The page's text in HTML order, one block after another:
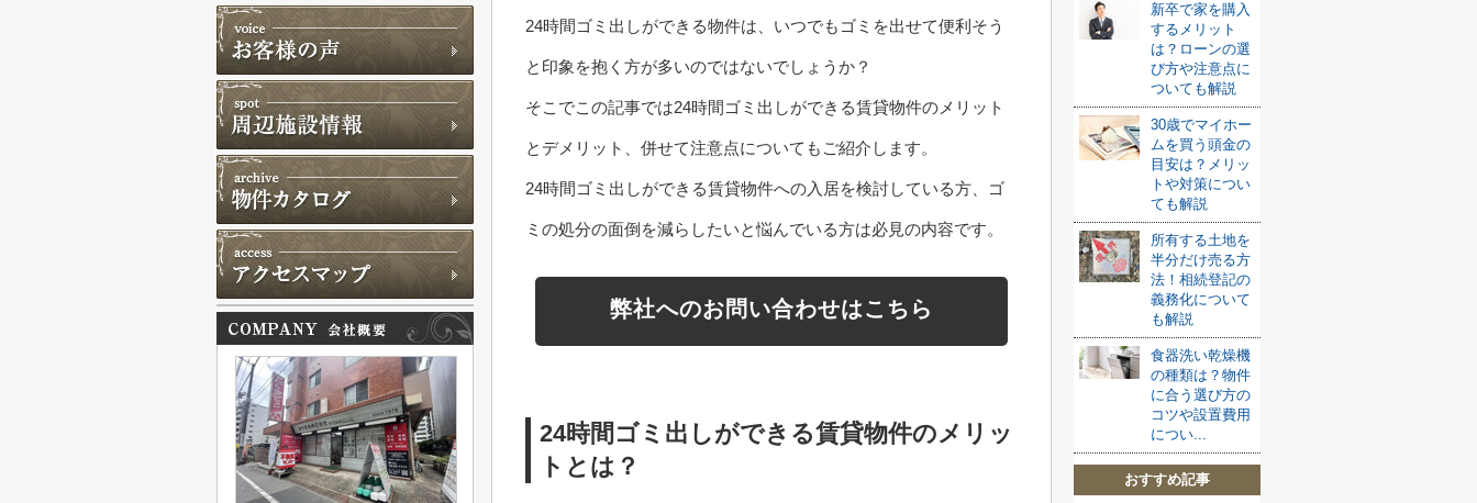
24時間ゴミ出しができる物件は、いつでもゴミを出せて便利そう
と印象を抱く方が多いのではないでしょうか？
そこでこの記事では24時間ゴミ出しができる賃貸物件のメリット
とデメリット、併せて注意点についてもご紹介します。
24時間ゴミ出しができる賃貸物件への入居を検討している方、ゴ
ミの処分の面倒を減らしたいと悩んでいる方は必見の内容です。
弊社へのお問い合わせはこちら
24時間ゴミ出しができる賃貸物件のメリッ
トとは？
新卒で家を購入
するメリット
は？ローンの選
び方や注意点に
ついても解説
30歳でマイホー
ムを買う頭金の
目安は？メリッ
トや対策につい
ても解説
所有する土地を
半分だけ売る方
法！相続登記の
義務化について
も解説
食器洗い乾燥機
の種類は？物件
に合う選び方の
コツや設置費用
につい...
おすすめ記事